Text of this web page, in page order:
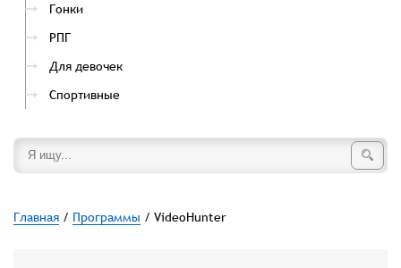
Гонки
РПГ
Для девочек
Спортивные
Главная / Программы / VideoHunter